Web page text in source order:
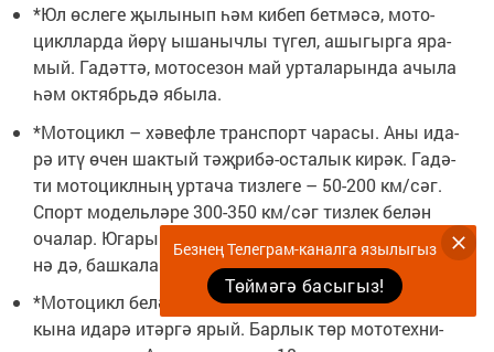
*Юл өс­ле­ге җы­лы­нып һәм ки­беп бет­мә­сә, мо­то­
цикл­лар­да йө­рү ыша­ныч­лы тү­гел, ашы­гыр­га яра­
мый. Га­дәт­тә, мо­то­се­зон май ур­та­ла­рын­да ачы­ла
һәм ок­тябрь­дә ябы­ла.
*Мо­то­цикл – хә­веф­ле транс­порт ча­ра­сы. Аны ида­
рә итү өчен шак­тый тәҗ­ри­бә-ос­та­лык ки­рәк. Га­дә­
ти мо­то­цикл­ның ур­та­ча тиз­ле­ге – 50-200 км/­сәг.
Спорт мо­дель­лә­ре 300-350 км/­сәг тиз­лек бе­лән
оча­лар. Юга­ры тиз­лек­тә йө­рү мо­то­цикл­чы­ның үзе­
нә дә, баш­ка­лар­га да кур­кы­ныч ту­ды­ра.
*Мо­то­цикл бе­лән мо­то­мәк­тәп­тә укып пра­ва ал­гач
кы­на ида­рә итәр­гә ярый. Бар­лык төр мо­то­тех­ни­
Безнең Телеграм-каналга язылыгыз
Төймәгә басыгыз!